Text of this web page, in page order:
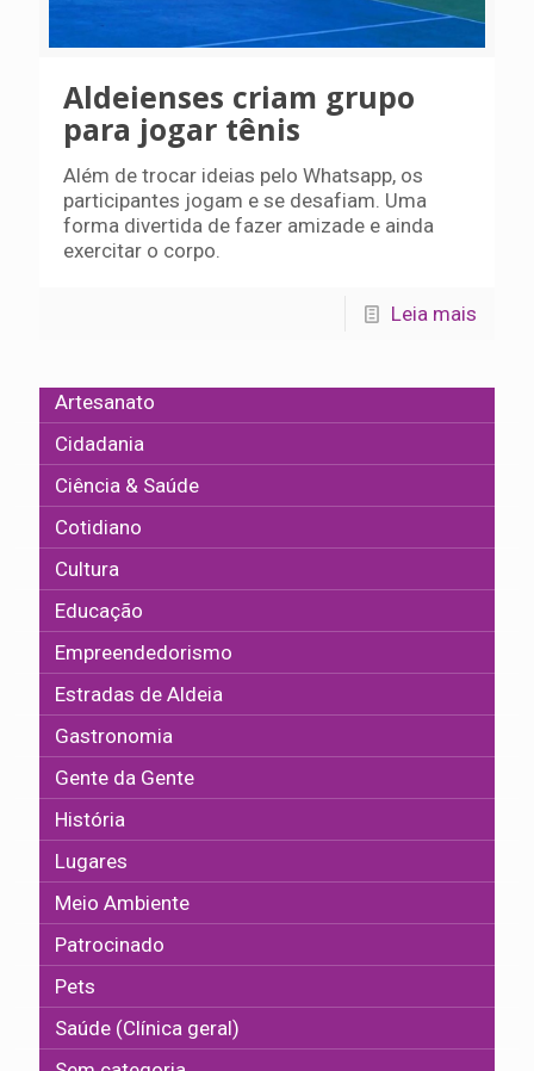
Aldeienses criam grupo
para jogar tênis
Além de trocar ideias pelo Whatsapp, os
participantes jogam e se desafiam. Uma
forma divertida de fazer amizade e ainda
exercitar o corpo.
Leia mais
Artesanato
Cidadania
Ciência & Saúde
Cotidiano
Cultura
Educação
Empreendedorismo
Estradas de Aldeia
Gastronomia
Gente da Gente
História
Lugares
Meio Ambiente
Patrocinado
Pets
Saúde (Clínica geral)